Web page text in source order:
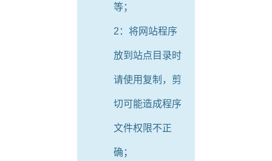
等；
2：将网站程序
放到站点目录时
请使用复制，剪
切可能造成程序
文件权限不正
确；